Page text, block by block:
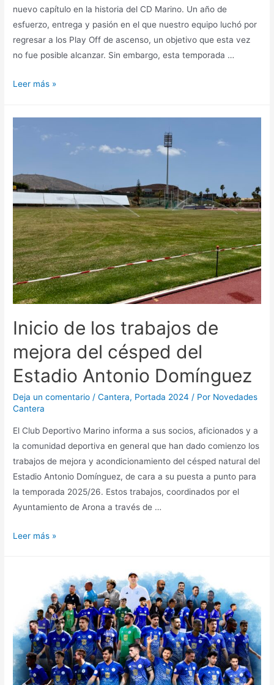
nuevo capítulo en la historia del CD Marino. Un año de
esfuerzo, entrega y pasión en el que nuestro equipo luchó por
regresar a los Play Off de ascenso, un objetivo que esta vez
no fue posible alcanzar. Sin embargo, esta temporada …
Leer más »
Inicio de los trabajos de
mejora del césped del
Estadio Antonio Domínguez
Deja un comentario /Cantera, Portada 2024 / Por Novedades
Cantera
El Club Deportivo Marino informa a sus socios, aficionados y a
la comunidad deportiva en general que han dado comienzo los
trabajos de mejora y acondicionamiento del césped natural del
Estadio Antonio Domínguez, de cara a su puesta a punto para
la temporada 2025/26. Estos trabajos, coordinados por el
Ayuntamiento de Arona a través de …
Leer más »